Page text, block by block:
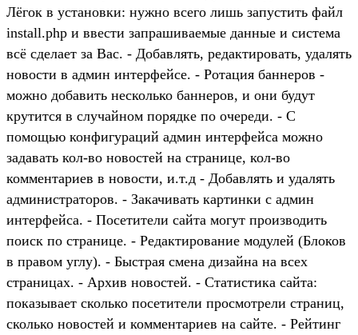
Лёгок в установки: нужно всего лишь запустить файл
install.php и ввести запрашиваемые данные и система
всё сделает за Вас. - Добавлять, редактировать, удалять
новости в админ интерфейсе. - Ротация баннеров -
можно добавить несколько баннеров, и они будут
крутится в случайном порядке по очереди. - С
помощью конфигураций админ интерфейса можно
задавать кол-во новостей на странице, кол-во
комментариев в новости, и.т.д - Добавлять и удалять
администраторов. - Закачивать картинки с админ
интерфейса. - Посетители сайта могут производить
поиск по странице. - Редактирование модулей (Блоков
в правом углу). - Быстрая смена дизайна на всех
страницах. - Архив новостей. - Статистика сайта:
показывает сколько посетители просмотрели страниц,
сколько новостей и комментариев на сайте. - Рейтинг